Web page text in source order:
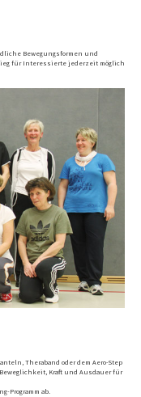
Bewegungsformen und
für Interessierte jederzeit möglich
Theraband oder dem Aero-Step
Kraft und Ausdauer für
Programm ab.